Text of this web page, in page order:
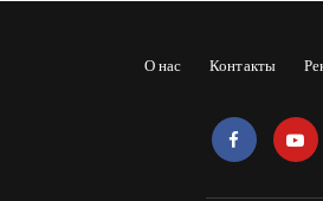
О нас Контакты